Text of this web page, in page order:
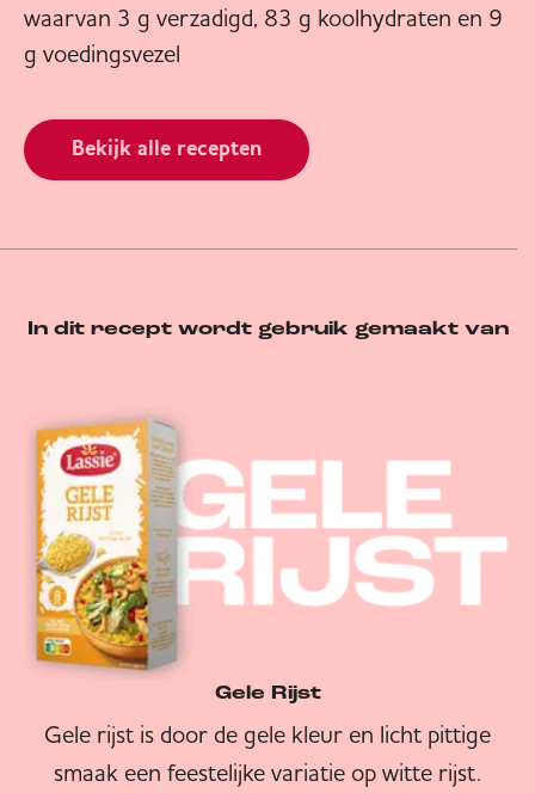
waarvan 3 g verzadigd, 83 g koolhydraten en 9
g voedingsvezel
Bekijk alle recepten
In dit recept wordt gebruik gemaakt van
Gele Rijst
Gele rijst is door de gele kleur en licht pittige
smaak een feestelijke variatie op witte rijst.